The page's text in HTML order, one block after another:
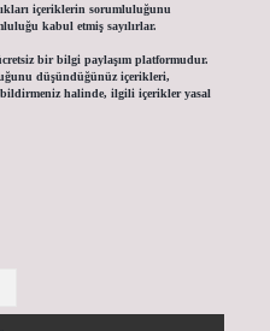
içeriklerin sorumluluğunu
kabul etmiş sayılırlar.
bir bilgi paylaşım platformudur.
düşündüğünüz içerikleri,
halinde, ilgili içerikler yasal